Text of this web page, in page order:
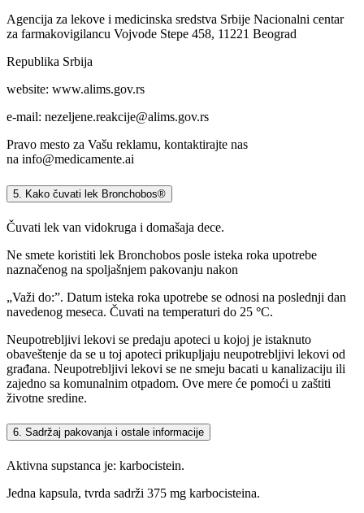
Agencija za lekove i medicinska sredstva Srbije Nacionalni centar
za farmakovigilancu Vojvode Stepe 458, 11221 Beograd
Republika Srbija
website: www.alims.gov.rs
e-mail: nezeljene.reakcije@alims.gov.rs
Pravo mesto za Vašu reklamu, kontaktirajte nas
na info@medicamente.ai
5. Kako čuvati lek Bronchobos®
Čuvati lek van vidokruga i domašaja dece.
Ne smete koristiti lek Bronchobos posle isteka roka upotrebe
naznačenog na spoljašnjem pakovanju nakon
„Važi do:”. Datum isteka roka upotrebe se odnosi na poslednji dan
navedenog meseca. Čuvati na temperaturi do 25 °C.
Neupotrebljivi lekovi se predaju apoteci u kojoj je istaknuto
obaveštenje da se u toj apoteci prikupljaju neupotrebljivi lekovi od
građana. Neupotrebljivi lekovi se ne smeju bacati u kanalizaciju ili
zajedno sa komunalnim otpadom. Ove mere će pomoći u zaštiti
životne sredine.
6. Sadržaj pakovanja i ostale informacije
Aktivna supstanca je: karbocistein.
Jedna kapsula, tvrda sadrži 375 mg karbocisteina.